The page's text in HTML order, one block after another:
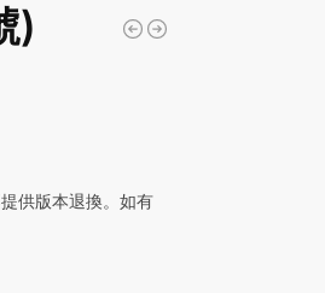
)
供版本退換。如有